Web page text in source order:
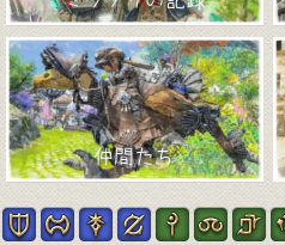
仲間たち